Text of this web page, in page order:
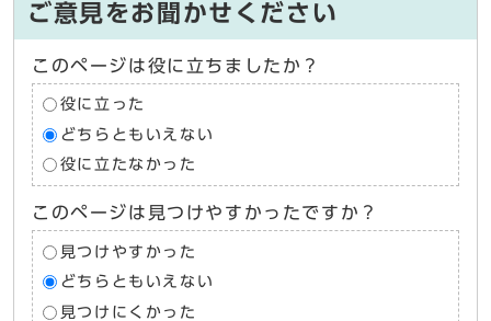
ご意見をお聞かせください
このページは役に立ちましたか？
役に立った
どちらともいえない
役に立たなかった
このページは見つけやすかったですか？
見つけやすかった
どちらともいえない
見つけにくかった